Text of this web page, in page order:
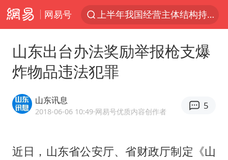
网易号
上半年我国经营主体结构持续优化
上海：5号线16号线浦江线全线停运
国足U17与阿森纳决赛取消 并列冠军
上门女婿出轨女邻居多年被判重婚罪
山东出台办法奖励举报枪支爆
炸物品违法犯罪
山东讯息
2018-06-06 10:49·网易号优质内容创作者
5
近日，山东省公安厅、省财政厅制定《山